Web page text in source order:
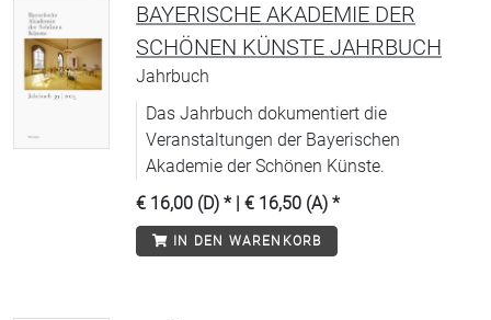
BAYERISCHE AKADEMIE DER
SCHÖNEN KÜNSTE JAHRBUCH
Jahrbuch
Das Jahrbuch dokumentiert die
Veranstaltungen der Bayerischen
Akademie der Schönen Künste.
€ 16,00 (D) * | € 16,50 (A) *
IN DEN WARENKORB